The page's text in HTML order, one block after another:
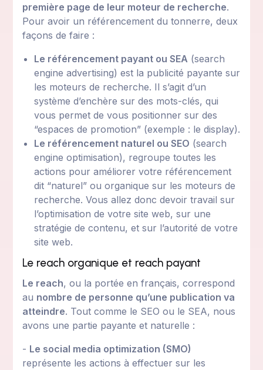
première page de leur moteur de recherche.
Pour avoir un référencement du tonnerre, deux
façons de faire :
Le référencement payant ou SEA (search
engine advertising) est la publicité payante sur
les moteurs de recherche. Il s’agit d’un
système d’enchère sur des mots-clés, qui
vous permet de vous positionner sur des
“espaces de promotion” (exemple : le display).
Le référencement naturel ou SEO (search
engine optimisation), regroupe toutes les
actions pour améliorer votre référencement
dit “naturel” ou organique sur les moteurs de
recherche. Vous allez donc devoir travail sur
l’optimisation de votre site web, sur une
stratégie de contenu, et sur l’autorité de votre
site web.
Le reach organique et reach payant
Le reach, ou la portée en français, correspond
au nombre de personne qu’une publication va
atteindre. Tout comme le SEO ou le SEA, nous
avons une partie payante et naturelle :
- Le social media optimization (SMO)
représente les actions à effectuer sur les